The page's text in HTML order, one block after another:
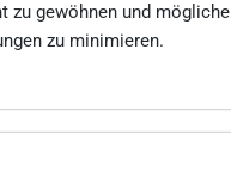
zu gewöhnen und mögliche
zu minimieren.